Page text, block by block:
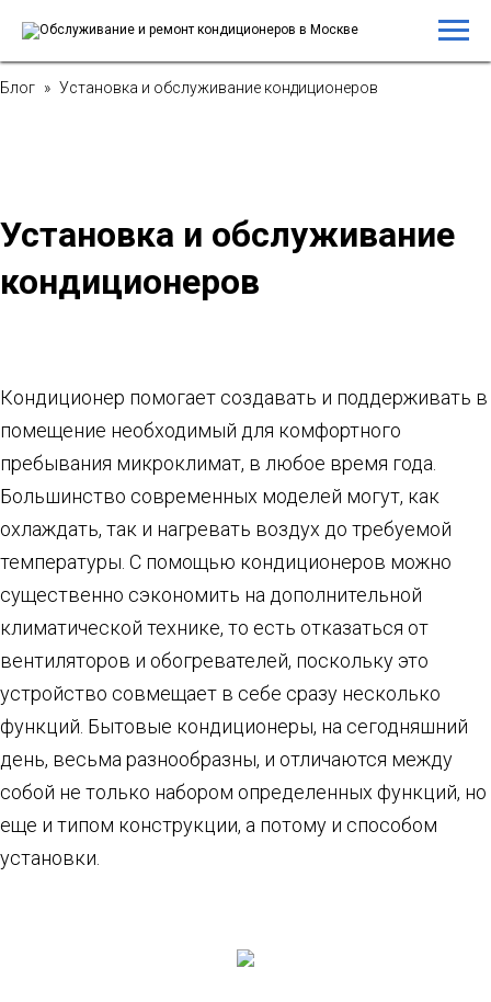
Блог » Установка и обслуживание кондиционеров
Установка и обслуживание
кондиционеров
Кондиционер помогает создавать и поддерживать в
помещение необходимый для комфортного
пребывания микроклимат, в любое время года.
Большинство современных моделей могут, как
охлаждать, так и нагревать воздух до требуемой
температуры. С помощью кондиционеров можно
существенно сэкономить на дополнительной
климатической технике, то есть отказаться от
вентиляторов и обогревателей, поскольку это
устройство совмещает в себе сразу несколько
функций. Бытовые кондиционеры, на сегодняшний
день, весьма разнообразны, и отличаются между
собой не только набором определенных функций, но
еще и типом конструкции, а потому и способом
установки.